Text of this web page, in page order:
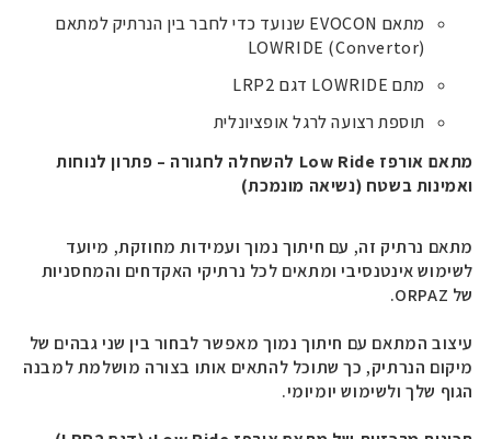
מתאם EVOCON שנועד כדי לחבר בין הנרתיק למתאם
LOWRIDE (Convertor)
מתם LOWRIDE דגם LRP2
תוספת רצועה לרגל אופציונלית
מתאם אורפז Low Ride להשחלה לחגורה – פתרון לנוחות
ואמינות בשטח (נשיאה מונמכת)
מתאם נרתיק זה, עם חיתוך נמוך ועמידות מחוזקת, מיועד
לשימוש אינטנסיבי ומתאים לכל נרתיקי האקדחים והמחסניות
של ORPAZ
.
עיצוב המתאם עם חיתוך נמוך מאפשר לבחור בין שני גבהים של
מיקום הנרתיק, כך שתוכל להתאים אותו בצורה מושלמת למבנה
הגוף שלך ולשימוש יומיומי.